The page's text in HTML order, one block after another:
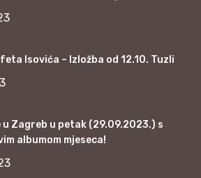
Isovića – Izložba od 12.10. Tuzli
u Zagreb u petak (29.09.2023.) s
albumom mjeseca!